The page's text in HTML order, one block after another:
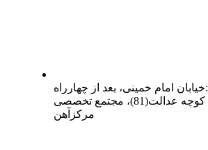
:خیابان امام خمینی، بعد از چهارراه
شریف، نبش کوچه عدالت(81)، مجتمع تخصصی
مرکزآهن